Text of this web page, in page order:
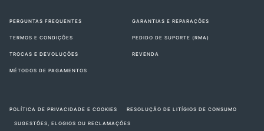
PERGUNTAS FREQUENTES
TERMOS E CONDIÇÕES
TROCAS E DEVOLUÇÕES
MÉTODOS DE PAGAMENTOS
GARANTIAS E REPARAÇÕES
PEDIDO DE SUPORTE (RMA)
REVENDA
POLÍTICA DE PRIVACIDADE E COOKIES RESOLUÇÃO DE LITÍGIOS DE CONSUMO
SUGESTÕES, ELOGIOS OU RECLAMAÇÕES